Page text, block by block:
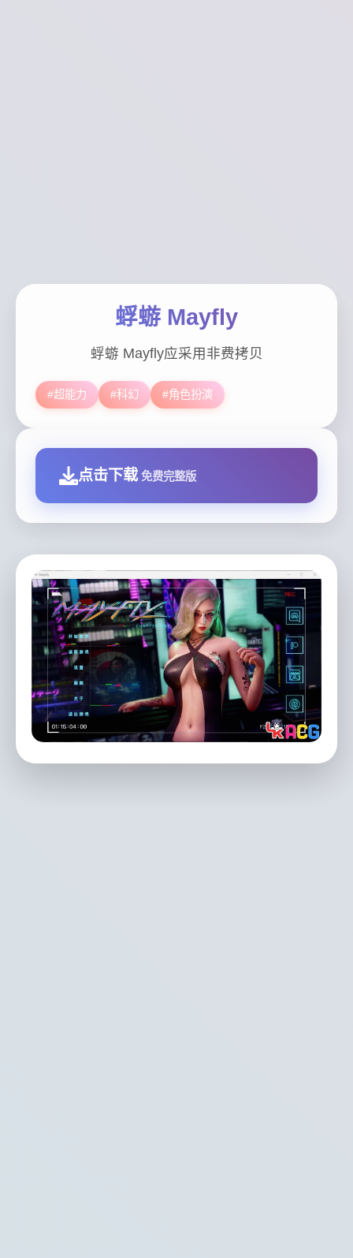
蜉蝣 Mayfly
蜉蝣 Mayfly应采用非费拷贝
#超能力 #科幻 #角色扮演
点击下载 免费完整版